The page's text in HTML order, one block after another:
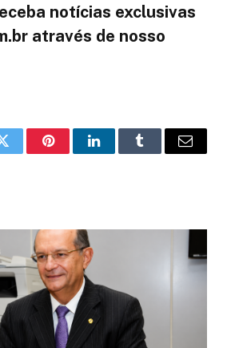
notícias exclusivas
através de nosso
Twitter PinterestLinkedInTumblr Email